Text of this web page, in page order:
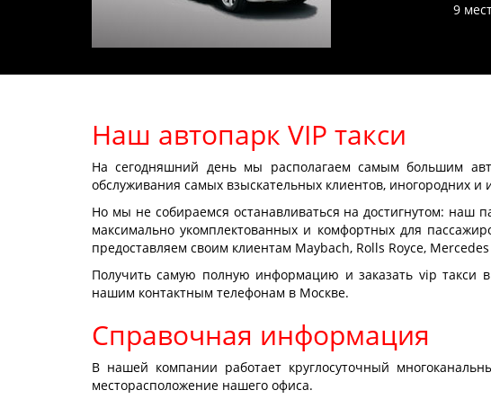
9
Наш автопарк VIP такси
На сегодняшний день мы располагаем самым большим
обслуживания самых взыскательных клиентов, иногородних и
Но мы не собираемся останавливаться на достигнутом: наш
максимально укомплектованных и комфортных для
предоставляем своим клиентам Maybach, Rolls Royce,
Получить самую полную информацию и заказать vip такси
нашим контактным телефонам в Москве.
Справочная информация
В нашей компании работает круглосуточный
месторасположение нашего офиса.